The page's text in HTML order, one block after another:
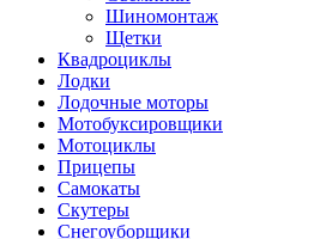
Шиномонтаж
Щетки
Квадроциклы
Лодки
Лодочные моторы
Мотобуксировщики
Мотоциклы
Прицепы
Самокаты
Скутеры
Снегоуборщики